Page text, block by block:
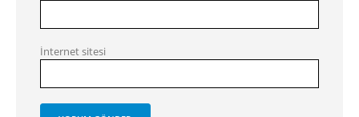
İnternet sitesi